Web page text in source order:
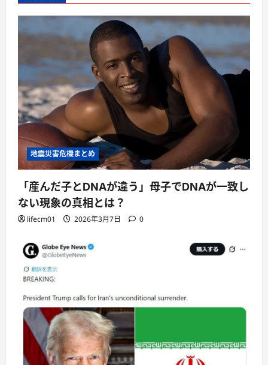
地震災害危機まとめ
「産んだ子とDNAが違う」母子でDNAが一致し
ない現象の真相とは？
lifecm01 2026年3月7日 0